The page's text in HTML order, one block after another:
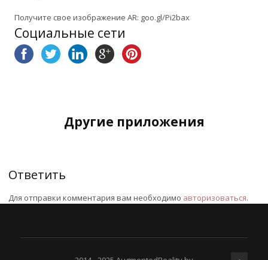
Получите свое изображение AR: goo.gl/Pi2bax
Социальные сети
Другие приложения
Ответить
Для отправки комментария вам необходимо авторизоваться.